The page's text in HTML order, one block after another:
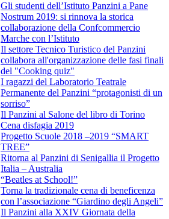
Gli studenti dell’Istituto Panzini a Pane
Nostrum 2019: si rinnova la storica
collaborazione della Confcommercio
Marche con l’Istituto
Il settore Tecnico Turistico del Panzini
collabora all'organizzazione delle fasi finali
del "Cooking quiz"
I ragazzi del Laboratorio Teatrale
Permanente del Panzini “protagonisti di un
sorriso”
Il Panzini al Salone del libro di Torino
Cena disfagia 2019
Progetto Scuole 2018 –2019 “SMART
TREE”
Ritorna al Panzini di Senigallia il Progetto
Italia – Australia
“Beatles at School!”
Torna la tradizionale cena di beneficenza
con l’associazione “Giardino degli Angeli”
Il Panzini alla XXIV Giornata della